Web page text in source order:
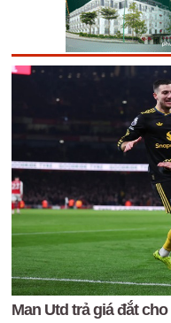
Man Utd trả giá đắt